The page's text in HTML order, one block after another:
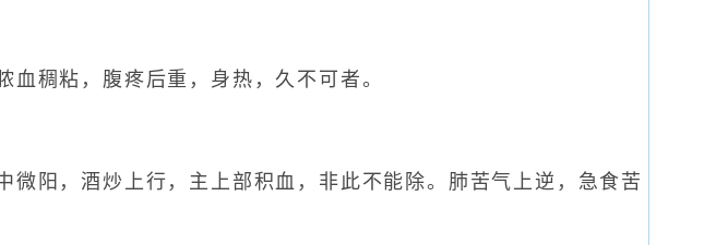
稠粘，腹疼后重，身热，久不可者。
微阳，酒炒上行，主上部积血，非此不能除。肺苦气上逆，急食苦